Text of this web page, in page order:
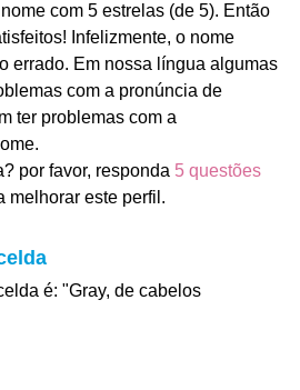
com 5 estrelas (de 5). Então
Infelizmente, o nome
errado. Em nossa língua algumas
com a pronúncia de
ter problemas com a
por favor, responda 5 questões
melhorar este perfil.
é: "Gray, de cabelos